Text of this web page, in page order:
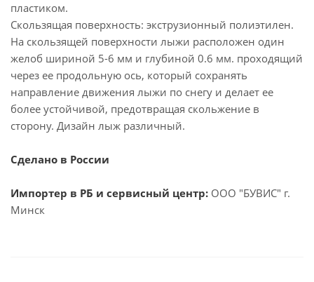
пластиком.
Скользящая поверхность: экструзионный полиэтилен.
На скользящей поверхности лыжи расположен один
желоб шириной 5-6 мм и глубиной 0.6 мм. проходящий
через ее продольную ось, который сохранять
направление движения лыжи по снегу и делает ее
более устойчивой, предотвращая скольжение в
сторону. Дизайн лыж различный.
Сделано в России
Импортер в РБ и сервисный центр: ООО "БУВИС" г.
Минск